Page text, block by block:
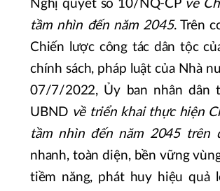
Nghị quyết số 10/NQ-CP về
tầm nhìn đến năm 2045. Trên
Chiến lược công tác dân tộc
chính sách, pháp luật của Nhà
07/7/2022, Ủy ban nhân dân
UBND về triển khai thực hiện
tầm nhìn đến năm 2045 trên
nhanh, toàn diện, bền vững
tiềm năng, phát huy hiệu